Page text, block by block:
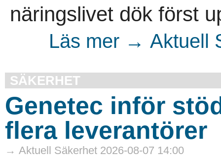
näringslivet dök först
Läs mer → Aktuell
SÄKERHET
Genetec inför
flera leverantörer
→ Aktuell Säkerhet 2026-08-07 14:00